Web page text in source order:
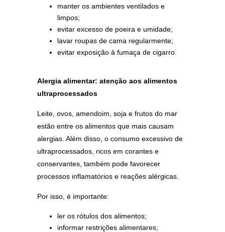
manter os ambientes ventilados e
limpos;
evitar excesso de poeira e umidade;
lavar roupas de cama regularmente;
evitar exposição à fumaça de cigarro.
Alergia alimentar: atenção aos alimentos
ultraprocessados
Leite, ovos, amendoim, soja e frutos do mar
estão entre os alimentos que mais causam
alergias. Além disso, o consumo excessivo de
ultraprocessados, ricos em corantes e
conservantes, também pode favorecer
processos inflamatórios e reações alérgicas.
Por isso, é importante:
ler os rótulos dos alimentos;
informar restrições alimentares;